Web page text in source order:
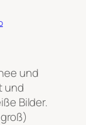
und
und
Bilder.